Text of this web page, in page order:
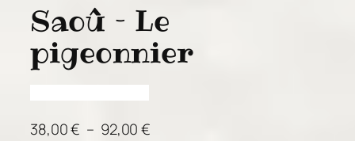
Saoû – Le
pigeonnier
38,00€ – 92,00€